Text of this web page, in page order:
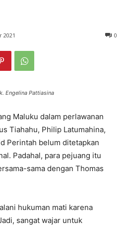
2021 0
Engelina Pattiasina
Maluku dalam perlawanan
Tiahahu, Philip Latumahina,
Perintah belum ditetapkan
Padahal, para pejuang itu
sama dengan Thomas
hukuman mati karena
sangat wajar untuk